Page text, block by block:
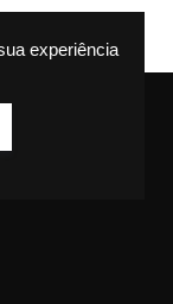
experiência